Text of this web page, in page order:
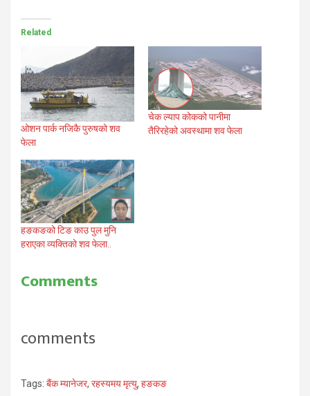
Related
ओशन पार्क नजिकै पुरुषको शव
फेला
चेक ल्याप कोकको पानीमा
तैरिरहेको अवस्थामा शव फेला
हङकङको टिङ काउ पुल मुनि
हराएका व्यक्तिको शव फेला..
Comments
comments
Tags: बैंक म्यानेजर, रहस्यमय मृत्यु, हङकङ